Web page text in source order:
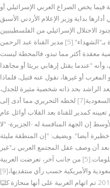
فيما يخص الصراع العربي الإسرائيلي أو
بداية وزير الإعلام الأردني الأسبق
الاحتلال الإسرائيلي من الفلسطينيين
بـ"القتلى" في حين كانت تصفهم قناة الجزيرة بـ"الشهداء".[5] مدير القناة عبد الرحمن
معقدة أكثر مما تبدو، فالمحطة ليست
"عندما يقتل إرهابي بريئا أو مجاهدا
أو غيرها، نقول عنه قتيل، فلماذا
لبنان أو فلسطين شهيدا؟"[6] ويعد الراشد بحد ذاته شخصية مثيرة للجدل،
حيث تعرض لانتقادات واسعة حتى من داخل السعودية[7] لخطه التحريري مما أدى إلى
الذي تم تعيينه كمدير للقناة بعد القلاب أوائل عام
إن الجهة المنافسة له -الجزيرة- "لا
أيضا". ويضيف: "إن المنطقة مليئة
أن وصف عقل المجتمع العربي بـ"غير
السليم" بسبب الأسلوب الذي تنقل به المعلومات.[5] من جانب آخر، تعرضت العربية
لانتقادات تتهمها بمناصرة السياسات السعودية والأمريكية حسب رأي منتقديها،[9]
وفي الاحتجاجات الشعبية في مصر عام 2011 تم اتهام العربية على أنها منحازة كليًا